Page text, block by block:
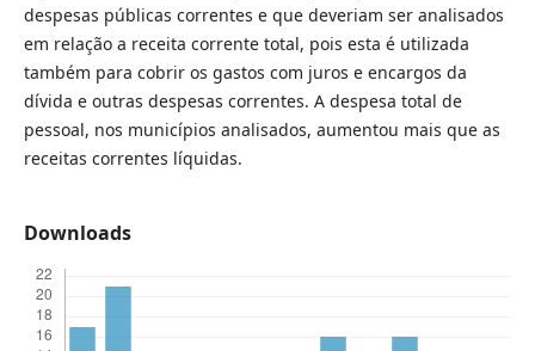
despesas públicas correntes e que deveriam ser analisados
em relação a receita corrente total, pois esta é utilizada
também para cobrir os gastos com juros e encargos da
dívida e outras despesas correntes. A despesa total de
pessoal, nos municípios analisados, aumentou mais que as
receitas correntes líquidas.
Downloads